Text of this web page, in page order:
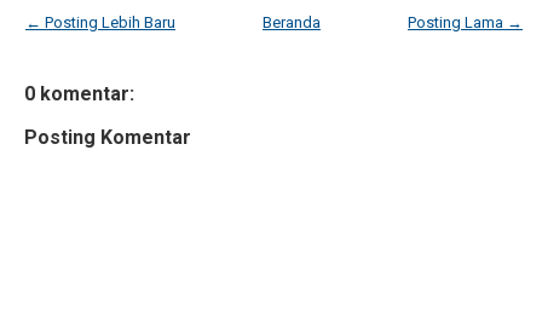
← Posting Lebih Baru Posting Lama →
Beranda
0 komentar:
Posting Komentar